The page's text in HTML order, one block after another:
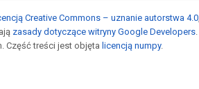
Creative Commons – uznanie autorstwa 4.0
zasady dotyczące witryny Google Developers
Część treści jest objęta licencją numpy.